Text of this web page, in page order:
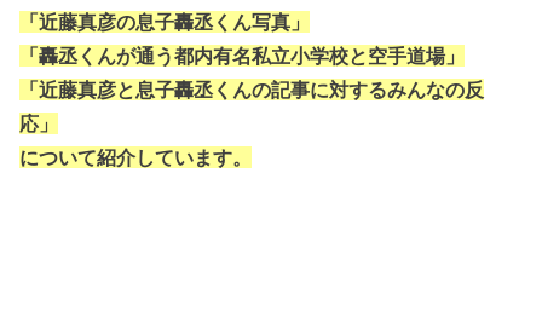
「近藤真彦の息子轟丞くん写真」
「轟丞くんが通う都内有名私立小学校と空手道場」
「近藤真彦と息子轟丞くんの記事に対するみんなの反
応」
について紹介しています。